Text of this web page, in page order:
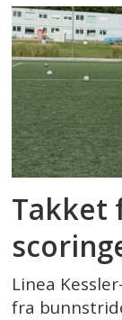
Takket
Linea
fra